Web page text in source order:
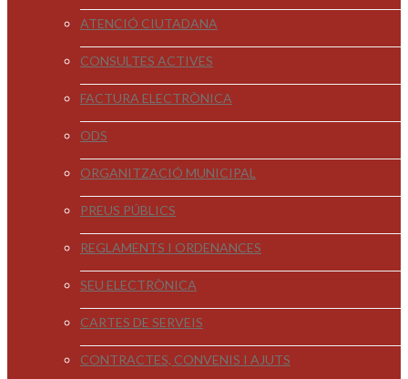
ATENCIÓ CIUTADANA
CONSULTES ACTIVES
FACTURA ELECTRÒNICA
ODS
ORGANITZACIÓ MUNICIPAL
PREUS PÚBLICS
REGLAMENTS I ORDENANCES
SEU ELECTRÒNICA
CARTES DE SERVEIS
CONTRACTES, CONVENIS I AJUTS